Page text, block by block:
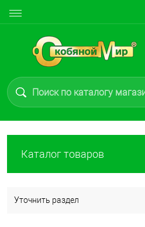
Каталог товаров
Уточнить раздел